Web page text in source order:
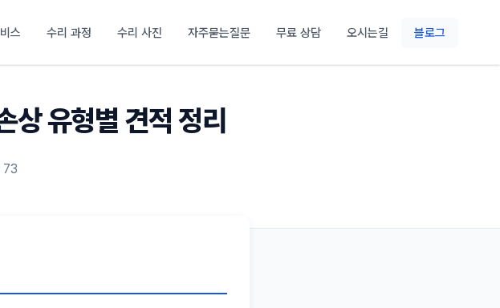
스 수리 과정 수리 사진 자주묻는질문 무료 상담 오시는길 블로그
상 유형별 견적 정리
73